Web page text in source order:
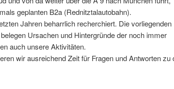
geplanten B2a (Rednitztalautobahn).
Jahren beharrlich recherchiert. Die vorliegenden
Ursachen und Hintergründe der noch immer
auch unsere Aktivitäten.
wir ausreichend Zeit für Fragen und Antworten zu